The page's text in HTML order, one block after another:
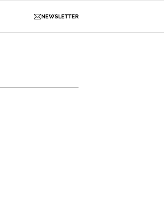
NEWSLETTER